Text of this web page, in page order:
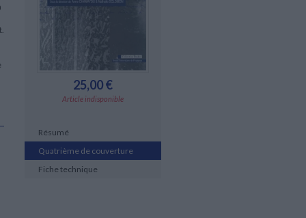
25,00 €
Article indisponible
Résumé
Quatrième de couverture
Fiche technique